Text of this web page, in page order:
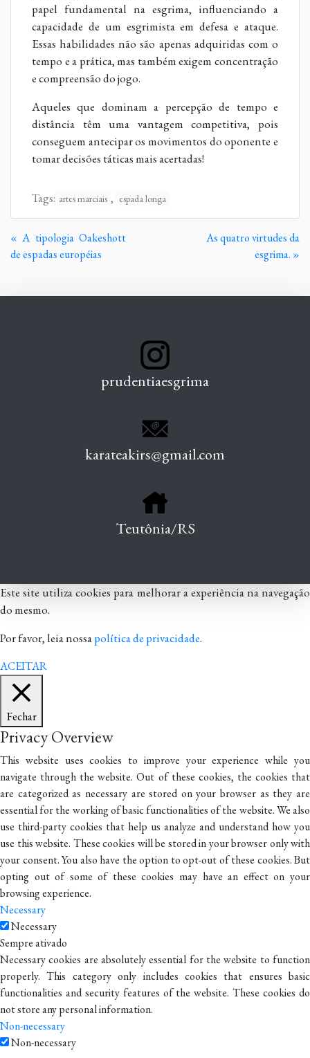
papel fundamental na esgrima, influenciando a
capacidade de um esgrimista em defesa e ataque.
Essas habilidades não são apenas adquiridas com o
tempo e a prática, mas também exigem concentração
e compreensão do jogo.
Aqueles que dominam a percepção de tempo e
distância têm uma vantagem competitiva, pois
conseguem antecipar os movimentos do oponente e
tomar decisões táticas mais acertadas!
Tags: artes marciais , espada longa
Continue
Lendo
« A tipologia Oakeshott
de espadas européias
As quatro virtudes da
esgrima. »
prudentiaesgrima
karateakirs@gmail.com
Teutônia/RS
Este site utiliza cookies para melhorar a experiência na navegação
do mesmo.
Por favor, leia nossapolítica de privacidade.
ACEITAR
Fechar
Privacy Overview
This website uses cookies to improve your experience while you
navigate through the website. Out of these cookies, the cookies that
are categorized as necessary are stored on your browser as they are
essential for the working of basic functionalities of the website. We also
use third-party cookies that help us analyze and understand how you
use this website. These cookies will be stored in your browser only with
your consent. You also have the option to opt-out of these cookies. But
opting out of some of these cookies may have an effect on your
browsing experience.
Necessary
Necessary
Sempre ativado
Necessary cookies are absolutely essential for the website to function
properly. This category only includes cookies that ensures basic
functionalities and security features of the website. These cookies do
not store any personal information.
Non-necessary
Non-necessary